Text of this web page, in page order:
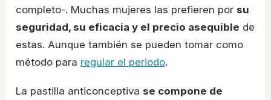
completo-. Muchas mujeres las prefieren por su
seguridad, su eficacia y el precio asequible de
estas. Aunque también se pueden tomar como
método para regular el periodo.
La pastilla anticonceptiva se compone de